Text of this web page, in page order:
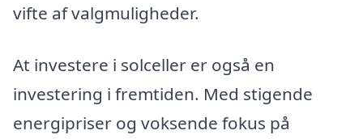
vifte af valgmuligheder.
At investere i solceller er også en
investering i fremtiden. Med stigende
energipriser og voksende fokus på